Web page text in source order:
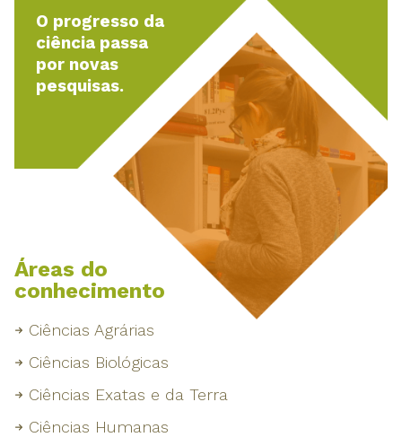
O progresso da
ciência passa
por novas
pesquisas.
Áreas do
conhecimento
Ciências Agrárias
Ciências Biológicas
Ciências Exatas e da Terra
Ciências Humanas